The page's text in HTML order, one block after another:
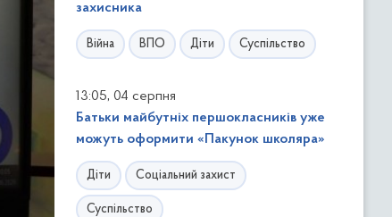
захисника
Війна ВПО Діти Суспільство
13:05, 04 серпня
Батьки майбутніх першокласників уже
можуть оформити «Пакунок школяра»
Діти Соціальний захист
Суспільство